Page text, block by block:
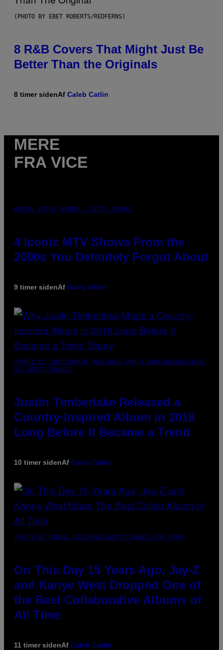
(PHOTO BY EBET ROBERTS/REDFERNS)
8 R&B Covers That Might Just Be
Better Than the Originals
8 timer sidenAf Caleb Catlin
MERE
FRA VICE
PHOTO: PETER KRAMER / GETTY IMAGES
4 Iconic MTV Shows From the
2000s You Definitely Forgot About
9 timer sidenAf Haley Miller
(PHOTO BY CHRISTOPHER POLK/NBCU PHOTO BANK/NBCUNIVERSAL
VIA GETTY IMAGES)
Justin Timberlake Released a
Country-Inspired Album in 2018
Long Before It Became a Trend
10 timer sidenAf Caleb Catlin
(PHOTO BY DANIEL BOCZARSKI/GETTY IMAGES FOR VEVO)
On This Day 15 Years Ago, Jay-Z
and Kanye West Dropped One of
the Best Collaborative Albums of
All Time
11 timer sidenAf Caleb Catlin